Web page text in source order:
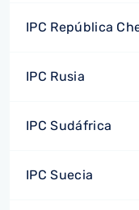
IPC República
IPC Rusia
IPC Sudáfrica
IPC Suecia